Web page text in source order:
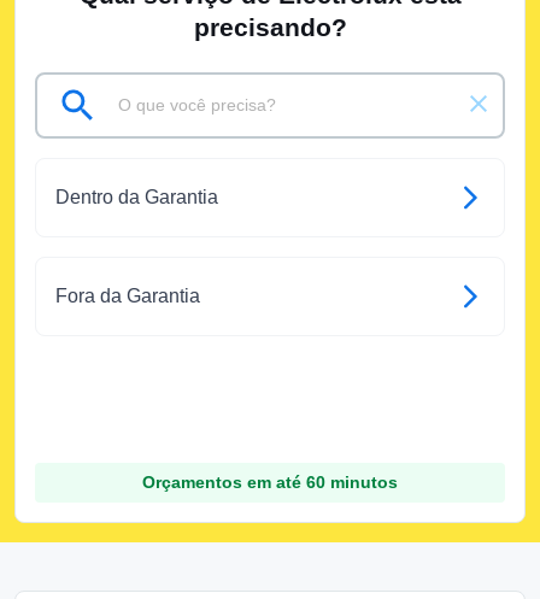
precisando?
Dentro da Garantia
Fora da Garantia
Orçamentos em até 60 minutos